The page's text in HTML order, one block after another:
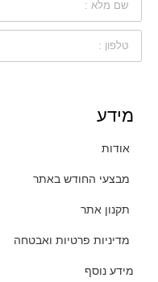
מידע
אודות
מבצעי החודש באתר
תקנון אתר
מדיניות פרטיות ואבטחה
מידע נוסף